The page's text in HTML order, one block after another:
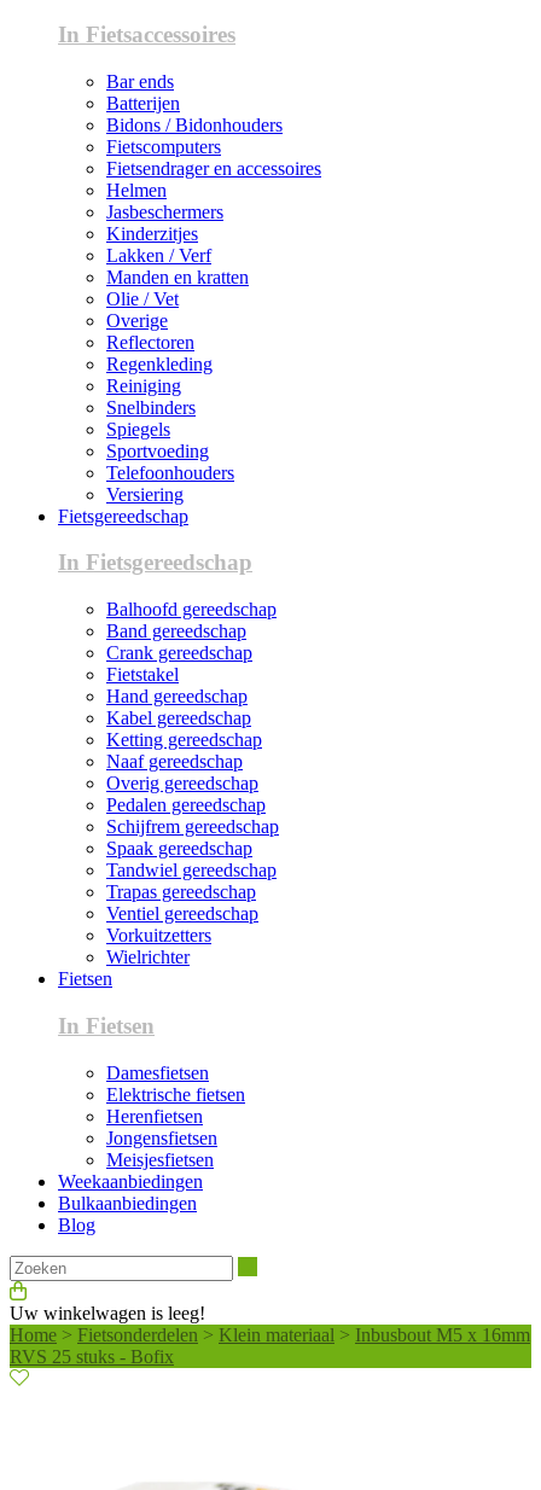
In Fietsaccessoires
Bar ends
Batterijen
Bidons / Bidonhouders
Fietscomputers
Fietsendrager en accessoires
Helmen
Jasbeschermers
Kinderzitjes
Lakken / Verf
Manden en kratten
Olie / Vet
Overige
Reflectoren
Regenkleding
Reiniging
Snelbinders
Spiegels
Sportvoeding
Telefoonhouders
Versiering
Fietsgereedschap
In Fietsgereedschap
Balhoofd gereedschap
Band gereedschap
Crank gereedschap
Fietstakel
Hand gereedschap
Kabel gereedschap
Ketting gereedschap
Naaf gereedschap
Overig gereedschap
Pedalen gereedschap
Schijfrem gereedschap
Spaak gereedschap
Tandwiel gereedschap
Trapas gereedschap
Ventiel gereedschap
Vorkuitzetters
Wielrichter
Fietsen
In Fietsen
Damesfietsen
Elektrische fietsen
Herenfietsen
Jongensfietsen
Meisjesfietsen
Weekaanbiedingen
Bulkaanbiedingen
Blog
Uw winkelwagen is leeg!
Home > Fietsonderdelen > Klein materiaal > Inbusbout M5 x 16mm
RVS 25 stuks - Bofix